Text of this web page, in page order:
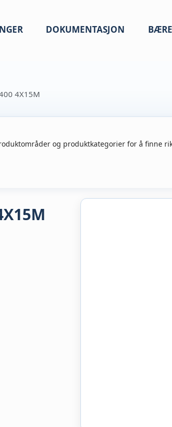
DOKUMENTASJON
4X15M
og produktkategorier for å finne